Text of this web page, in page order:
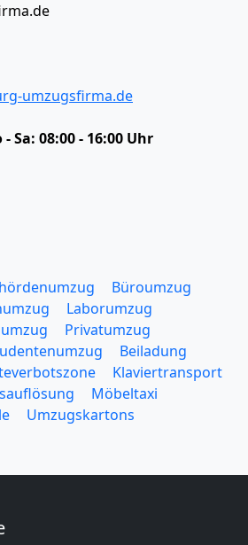
umzugsfirma.de
- Sa: 08:00 - 16:00 Uhr
Büroumzug
Laborumzug
Privatumzug
Beiladung
Klaviertransport
Möbeltaxi
Umzugskartons